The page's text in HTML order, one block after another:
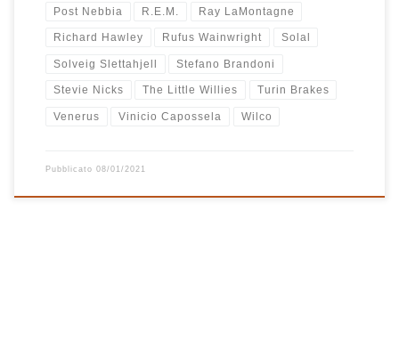
Post Nebbia R.E.M. Ray LaMontagne
Richard Hawley Rufus Wainwright Solal
Solveig Slettahjell Stefano Brandoni
Stevie Nicks The Little Willies Turin Brakes
Venerus Vinicio Capossela Wilco
Pubblicato 08/01/2021